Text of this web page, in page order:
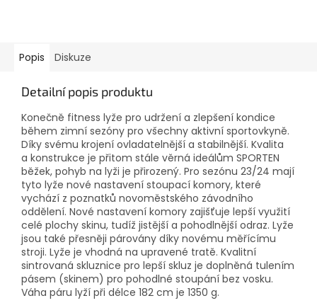
Popis Diskuze
Detailní popis produktu
Konečně fitness lyže pro udržení a zlepšení kondice
během zimní sezóny pro všechny aktivní sportovkyně.
Díky svému krojení ovladatelnější a stabilnější. Kvalita
a konstrukce je přitom stále věrná ideálům SPORTEN
běžek, pohyb na lyži je přirozený. Pro sezónu 23/24 mají
tyto lyže nové nastavení stoupací komory, které
vychází z poznatků novoměstského závodního
oddělení. Nové nastavení komory zajišťuje lepší využití
celé plochy skinu, tudíž jistější a pohodlnější odraz. Lyže
jsou také přesněji párovány díky novému měřícímu
stroji. Lyže je vhodná na upravené tratě. Kvalitní
sintrovaná skluznice pro lepší skluz je doplněná tulením
pásem (skinem) pro pohodlné stoupání bez vosku.
Váha páru lyží při délce 182 cm je 1350 g.